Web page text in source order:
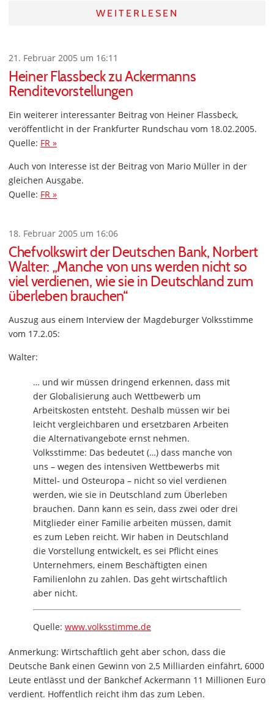
WEITERLESEN
21. Februar 2005 um 16:11
Heiner Flassbeck zu Ackermanns
Renditevorstellungen
Ein weiterer interessanter Beitrag von Heiner Flassbeck,
veröffentlicht in der Frankfurter Rundschau vom 18.02.2005.
Quelle: FR »
Auch von Interesse ist der Beitrag von Mario Müller in der
gleichen Ausgabe.
Quelle: FR »
18. Februar 2005 um 16:06
Chefvolkswirt der Deutschen Bank, Norbert
Walter: „Manche von uns werden nicht so
viel verdienen, wie sie in Deutschland zum
überleben brauchen“
Auszug aus einem Interview der Magdeburger Volksstimme
vom 17.2.05:
Walter:
… und wir müssen dringend erkennen, dass mit
der Globalisierung auch Wettbewerb um
Arbeitskosten entsteht. Deshalb müssen wir bei
leicht vergleichbaren und ersetzbaren Arbeiten
die Alternativangebote ernst nehmen.
Volksstimme: Das bedeutet (…) dass manche von
uns – wegen des intensiven Wettbewerbs mit
Mittel- und Osteuropa – nicht so viel verdienen
werden, wie sie in Deutschland zum Überleben
brauchen. Dann kann es sein, dass zwei oder drei
Mitglieder einer Familie arbeiten müssen, damit
es zum Leben reicht. Wir haben in Deutschland
die Vorstellung entwickelt, es sei Pflicht eines
Unternehmers, einem Beschäftigten einen
Familienlohn zu zahlen. Das geht wirtschaftlich
aber nicht.
Quelle: www.volksstimme.de
Anmerkung: Wirtschaftlich geht aber schon, dass die
Deutsche Bank einen Gewinn von 2,5 Milliarden einfährt, 6000
Leute entlässt und der Bankchef Ackermann 11 Millionen Euro
verdient. Hoffentlich reicht ihm das zum Leben.